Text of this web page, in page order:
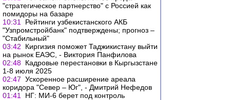
"стратегическое партнерство" с Россией как
помидоры на базаре
10:31
Рейтинги узбекистанского АКБ
"Узпромстройбанк" подтверждены; прогноз –
"Стабильный"
03:42
Киргизия поможет Таджикистану выйти
на рынок ЕАЭС, - Виктория Панфилова
02:48 Кадровые перестановки в Кыргызстане
1-8 июля 2025
02:47 Ускоренное расширение ареала
коридора "Север – Юг", - Дмитрий Нефедов
01:41
НГ: МИ-6 берет под контроль